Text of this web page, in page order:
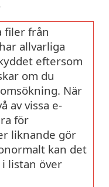
filer från
allvarliga
eftersom
om du
När
av vissa e-
för
liknande gör
kan det
listan över